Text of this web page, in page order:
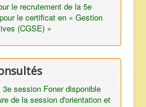
le recrutement de la 5e
le certificat en « Gestion
(CGSE) »
session Foner disponible
de la session d'orientation et